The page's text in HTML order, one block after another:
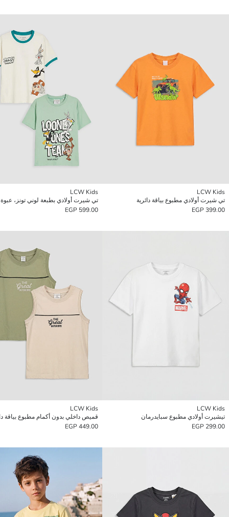
LCW Kids
تي شيرت أولادي مطبوع بياقة دائرية
399.00 EGP
LCW Kids
599.00 EGP
LCW Kids
تيشيرت أولادي مطبوع سبايدرمان
299.00 EGP
LCW Kids
449.00 EGP